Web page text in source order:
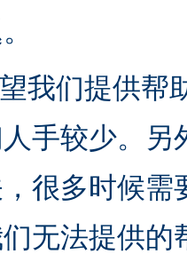
我们提供帮
手较少。
很多时候
无法提供